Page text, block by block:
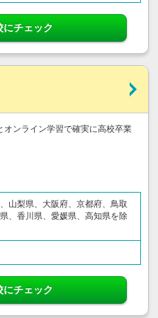
にチェック
オンライン学習で確実に高校卒業
山梨県、大阪府、京都府、鳥取
、香川県、愛媛県、高知県を除
にチェック